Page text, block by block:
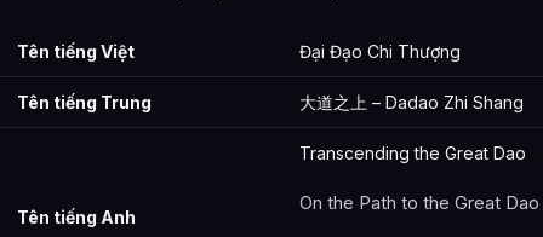
Đại Đạo Chi Thượng xuất hiện trong tác phẩm nào?
Các mối quan hệ quan trọng của Đại Đạo Chi Thượng là gì?
Thông tin về Đại Đạo Chi Thượng được tổng hợp từ đâu?
Tên tiếng Việt Đại Đạo Chi Thượng
Tên tiếng Trung 大道之上 – Dadao Zhi Shang
Tên tiếng Anh
Transcending the Great Dao
On the Path to the Great Dao